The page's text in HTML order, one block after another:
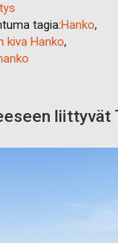
tagia:Hanko,
kiva Hanko,
liittyvät